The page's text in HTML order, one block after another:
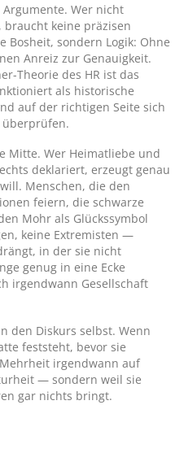
Wer nicht
keine präzisen
Bosheit, sondern Logik: Ohne
Anreiz zur Genauigkeit.
Theorie des HR ist das
als historische
auf der richtigen Seite sich
Mitte. Wer Heimatliebe und
deklariert, erzeugt genau
Menschen, die den
feiern, die schwarze
Mohr als Glückssymbol
keine Extremisten —
in der sie nicht
genug in eine Ecke
irgendwann Gesellschaft
den Diskurs selbst. Wenn
feststeht, bevor sie
irgendwann auf
— sondern weil sie
gar nichts bringt.